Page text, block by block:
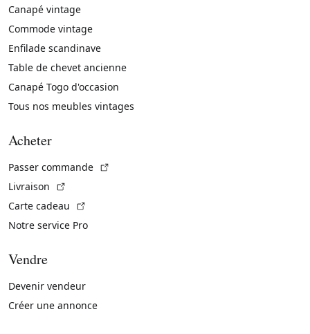
Canapé vintage
Commode vintage
Enfilade scandinave
Table de chevet ancienne
Canapé Togo d'occasion
Tous nos meubles vintages
Acheter
Passer commande
Livraison
Carte cadeau
Notre service Pro
Vendre
Devenir vendeur
Créer une annonce